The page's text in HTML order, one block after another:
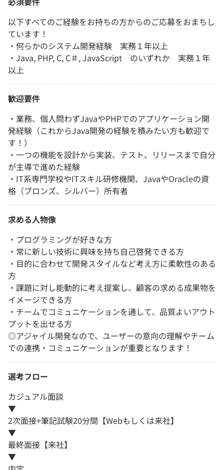
以下すべてのご経験をお持ちの方からのご応募をおまちし
ています！
・何らかのシステム開発経験 実務１年以上
・Java, PHP, C, C＃, JavaScript のいずれか 実務１年
以上
歓迎要件
・業務、個人問わずJavaやPHPでのアプリケーション開
発経験（これからJava開発の経験を積みたい方も歓迎で
す！）
・一つの機能を設計から実装、テスト、リリースまで自分
が主導で進めた経験
・IT系専門学校やITスキル研修機関、JavaやOracleの資
格（ブロンズ、シルバー）所有者
求める人物像
・プログラミングが好きな方
・常に新しい技術に興味を持ち自己啓発できる方
・目的に合わせて開発スタイルなど考え方に柔軟性のある
方
・課題に対し能動的に考え提案し、顧客の求める成果物を
イメージできる方
・チームでコミュニケーションを通して、品質よいアウト
プットを出せる方
◎アジャイル開発なので、ユーザーの意向の理解やチーム
での連携・コミュニケーションが重要となります！
選考フロー
カジュアル面談
▼
2次面接+筆記試験20分間【Webもしくは来社】
▼
最終面接【来社】
▼